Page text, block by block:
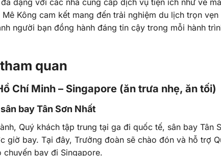
Kông cam kết mang đến trải nghiệm du lịch trọn
người bạn đồng hành đáng tin cậy trong mỗi hành
quan
Chí Minh – Singapore (ăn trưa nhẹ, ăn tối)
bay Tân Sơn Nhất
Quý khách tập trung tại ga đi quốc tế, sân bay Tân
giờ bay. Tại đây, Trưởng đoàn sẽ chào đón và hỗ trợ
chuyến bay đi Singapore.